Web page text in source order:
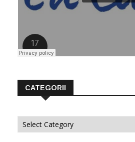
CATEGORII
Categorii